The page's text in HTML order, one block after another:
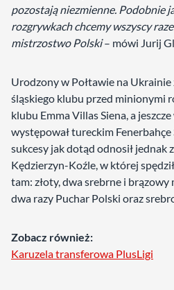
pozostają niezmienne. Podobnie
rozgrywkach chcemy wszyscy
mistrzostwo Polski– mówi Jurij
Urodzony w Połtawie na
śląskiego klubu przed minionymi
klubu Emma Villas Siena, a
występował tureckim Fenerbahçe
sukcesy jak dotąd odnosił jednak
Kędzierzyn-Koźle, w której
tam: złoty, dwa srebrne i
dwa razy Puchar Polski oraz
Zobacz również:
Karuzela transferowa PlusLigi